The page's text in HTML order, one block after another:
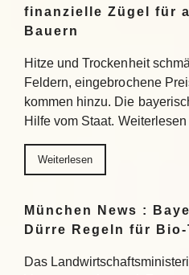
finanzielle Zügel für
Bauern
Hitze und Trockenheit
Feldern, eingebrochene
kommen hinzu. Die
Hilfe vom Staat. Weiterlesen
Weiterlesen
München News :
Dürre Regeln für
Das